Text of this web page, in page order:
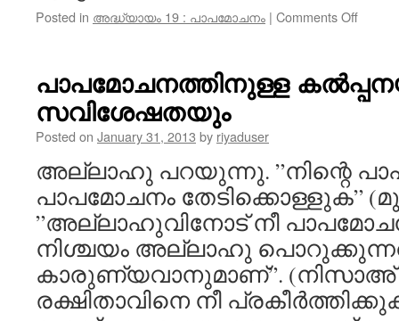
Posted in അദ്ധ്യായം 19 : പാപമോചനം | Comments Offon
പാപമോചനത്തിനുള്ള
സവിശേഷതയും
Posted on January 31, 2013 by riyaduser
അല്ലാഹു പറയുന്നു. ”നിന്റെ
പാപമോചനം തേടിക്കൊള്ളുക”
”അല്ലാഹുവിനോട് നീ
നിശ്ചയം അല്ലാഹു
കാരുണ്യവാനുമാണ്”. (നിസാഅ്
രക്ഷിതാവിനെ നീ